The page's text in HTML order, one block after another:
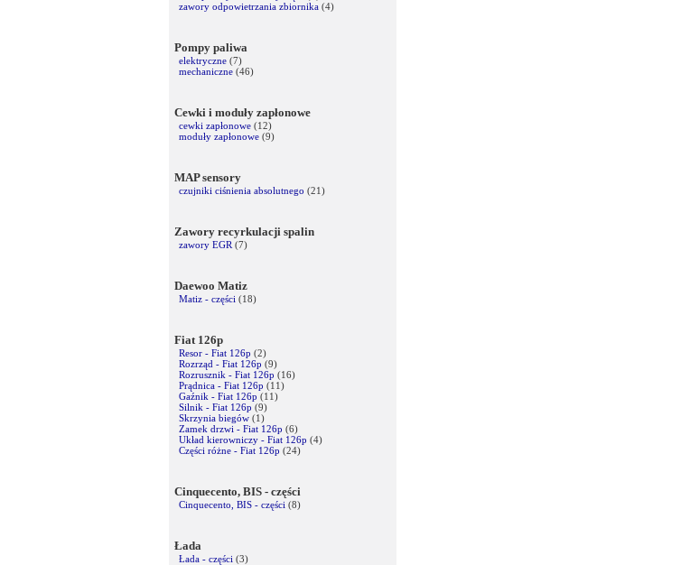
zawory odpowietrzania zbiornika (4)
Pompy paliwa
elektryczne (7)
mechaniczne (46)
Cewki i moduły zapłonowe
cewki zapłonowe (12)
moduły zapłonowe (9)
MAP sensory
czujniki ciśnienia absolutnego (21)
Zawory recyrkulacji spalin
zawory EGR (7)
Daewoo Matiz
Matiz - części (18)
Fiat 126p
Resor - Fiat 126p (2)
Rozrząd - Fiat 126p (9)
Rozrusznik - Fiat 126p (16)
Prądnica - Fiat 126p (11)
Gaźnik - Fiat 126p (11)
Silnik - Fiat 126p (9)
Skrzynia biegów (1)
Zamek drzwi - Fiat 126p (6)
Układ kierowniczy - Fiat 126p (4)
Części różne - Fiat 126p (24)
Cinquecento, BIS - części
Cinquecento, BIS - części (8)
Łada
Łada - części (3)